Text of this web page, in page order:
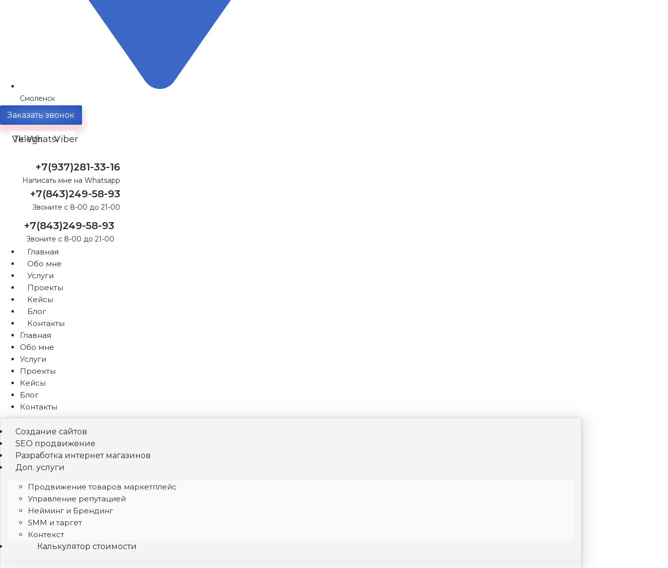
Смоленск
Заказать звонок
Vk
Telegram
Whatsapp
Viber
+7(937)281-33-16
Написать мне на Whatsapp
+7(843)249-58-93
Звоните с 8-00 до 21-00
+7(843)249-58-93
Звоните с 8-00 до 21-00
Главная
Обо мне
Услуги
Проекты
Кейсы
Блог
Контакты
Главная
Обо мне
Услуги
Проекты
Кейсы
Блог
Контакты
Создание сайтов
SEO продвижение
Разработка интернет магазинов
Доп. услуги
Продвижение товаров маркетплейс
Управление репутацией
Нейминг и Брендинг
SMM и таргет
Контекст
Калькулятор стоимости